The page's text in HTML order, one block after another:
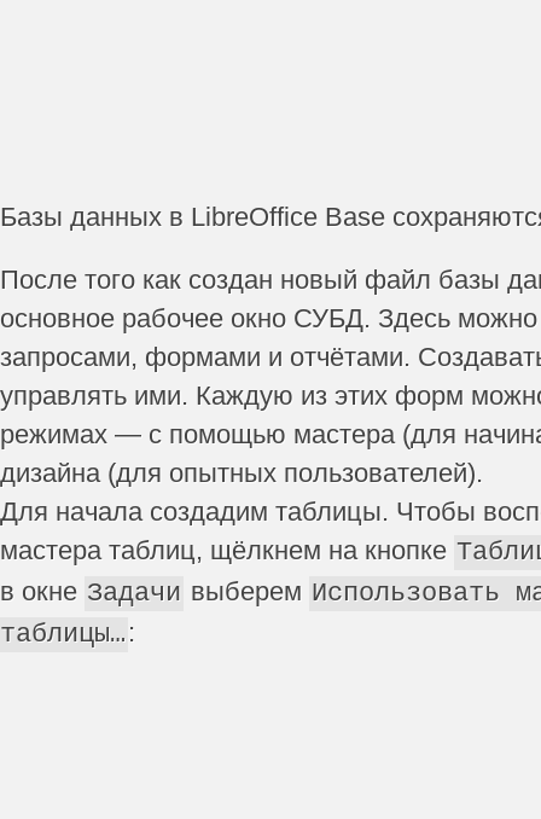
Базы данных в LibreOffice Base
После того как создан новый файл базы
основное рабочее окно СУБД. Здесь
запросами, формами и отчётами.
управлять ими. Каждую из этих форм
режимах — с помощью мастера (для
дизайна (для опытных пользователей).
Для начала создадим таблицы. Чтобы
мастера таблиц, щёлкнем на кнопке
в окне Задачи выберем Использовать
таблицы…: